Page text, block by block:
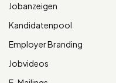
Jobanzeigen
Kandidatenpool
Employer Branding
Jobvideos